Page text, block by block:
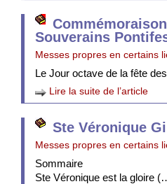
Souverains
Messes propres en certains
Le Jour octave de la fête
Lire la suite de l’article
Ste Véronique
Messes propres en certains
Sommaire
Ste Véronique est la gloire